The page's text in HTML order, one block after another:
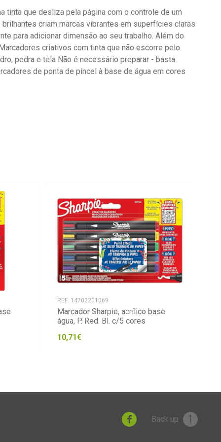
tinta que desliza pela página com o controle de um
criam marcas vibrantes em superfícies claras
para adicionar dimensão ao seu trabalho. Além do
criativos com tinta que não escorre pelo
pedra e tela Não é necessário preparar - basta
de ponta de pincel à base de água em cores
REF: 14702201069
Marcador Sharpie, acrílico base
água, P. Red. Bl. c/5 cores
10,71€
Back up